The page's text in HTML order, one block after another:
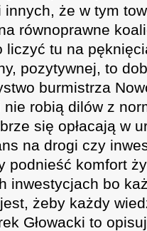
że w tym
równoprawne
tu na
pozytywnej, to
burmistrza
robią dilów z
się opłacają w
na drogi czy
podnieść komfort
inwestycjach bo
żeby każdy
Głowacki to